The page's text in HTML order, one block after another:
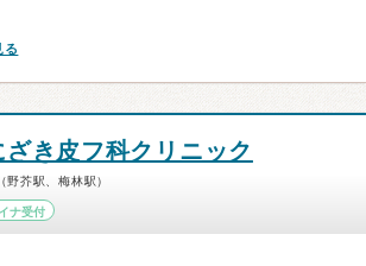
る
き皮フ科クリニック
芥駅、梅林駅）
ナ受付